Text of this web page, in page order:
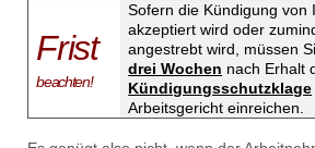
Frist
beachten!
Sofern die Kündigung von
akzeptiert wird oder
angestrebt wird, müssen
drei Wochen nach Erhalt
Kündigungsschutzklage
Arbeitsgericht einreichen.